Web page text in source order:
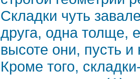
Складки чуть
друга, одна толще,
высоте они, пусть
Кроме того,